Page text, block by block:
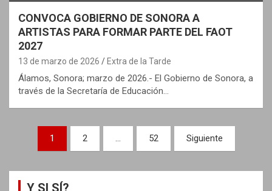
CONVOCA GOBIERNO DE SONORA A
ARTISTAS PARA FORMAR PARTE DEL FAOT
2027
13 de marzo de 2026 Extra de la Tarde
Álamos, Sonora; marzo de 2026.- El Gobierno de Sonora, a
través de la Secretaría de Educación…
v
1 2 … 52 Siguiente